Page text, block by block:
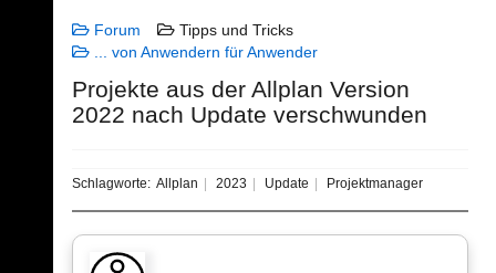
Forum
Tipps und Tricks
... von Anwendern für Anwender
Projekte aus der Allplan Version
2022 nach Update verschwunden
Schlagworte: Allplan 2023 Update Projektmanager